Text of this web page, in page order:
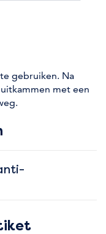
gebruiken. Na
met een